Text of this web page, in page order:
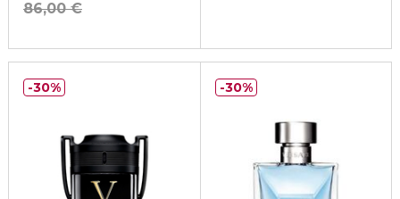
86,00 €
30% 30%